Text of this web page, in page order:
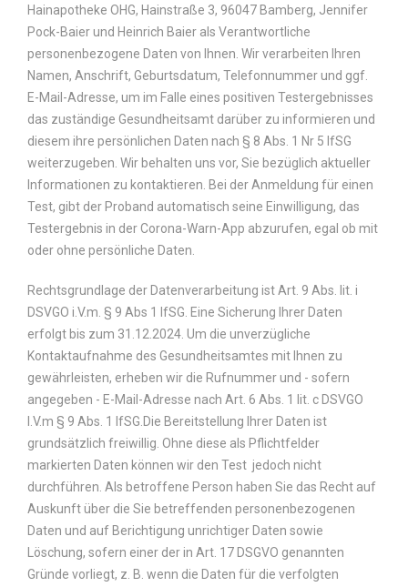
Hainapotheke OHG, Hainstraße 3, 96047 Bamberg, Jennifer
Pock-Baier und Heinrich Baier als Verantwortliche
personenbezogene Daten von Ihnen. Wir verarbeiten Ihren
Namen, Anschrift, Geburtsdatum, Telefonnummer und ggf.
E-Mail-Adresse, um im Falle eines positiven Testergebnisses
das zuständige Gesundheitsamt darüber zu informieren und
diesem ihre persönlichen Daten nach § 8 Abs. 1 Nr 5 IfSG
weiterzugeben. Wir behalten uns vor, Sie bezüglich aktueller
Informationen zu kontaktieren. Bei der Anmeldung für einen
Test, gibt der Proband automatisch seine Einwilligung, das
Testergebnis in der Corona-Warn-App abzurufen, egal ob mit
oder ohne persönliche Daten.
Rechtsgrundlage der Datenverarbeitung ist Art. 9 Abs. lit. i
DSVGO i.V.m. § 9 Abs 1 IfSG. Eine Sicherung Ihrer Daten
erfolgt bis zum 31.12.2024. Um die unverzügliche
Kontaktaufnahme des Gesundheitsamtes mit Ihnen zu
gewährleisten, erheben wir die Rufnummer und - sofern
angegeben - E-Mail-Adresse nach Art. 6 Abs. 1 lit. c DSVGO
I.V.m § 9 Abs. 1 IfSG.Die Bereitstellung Ihrer Daten ist
grundsätzlich freiwillig. Ohne diese als Pflichtfelder
markierten Daten können wir den Test jedoch nicht
durchführen. Als betroffene Person haben Sie das Recht auf
Auskunft über die Sie betreffenden personenbezogenen
Daten und auf Berichtigung unrichtiger Daten sowie
Löschung, sofern einer der in Art. 17 DSGVO genannten
Gründe vorliegt, z. B. wenn die Daten für die verfolgten